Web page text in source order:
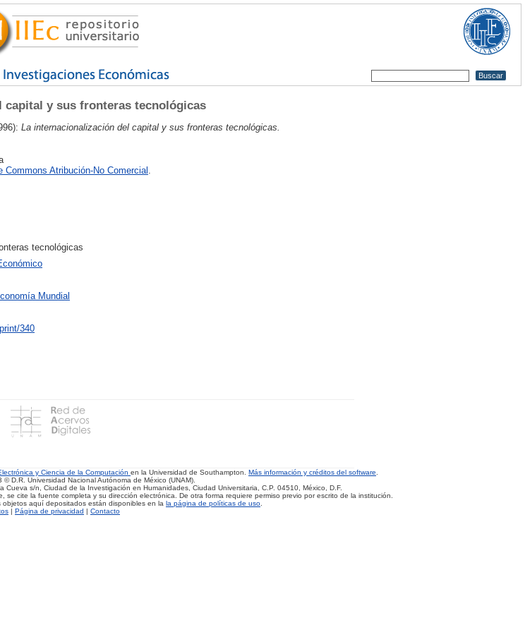
capital y sus fronteras tecnológicas
La internacionalización del capital y sus fronteras tecnológicas.
Commons Atribución-No Comercial
tecnológicas
Mundial
340
y Ciencia de la Computación en la Universidad de Southampton. Más información y créditos del software
D.R. Universidad Nacional Autónoma de México (UNAM).
s/n, Ciudad de la Investigación en Humanidades, Ciudad Universitaria, C.P. 04510, México, D.F.
cite la fuente completa y su dirección electrónica. De otra forma requiere permiso previo por escrito de la institución.
aquí depositados están disponibles en la la página de políticas de uso
| Página de privacidad | Contacto